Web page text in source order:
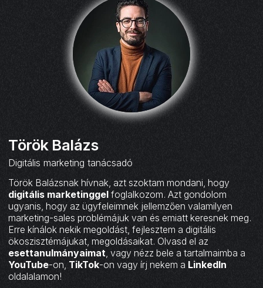
Török Balázs
Digitális marketing tanácsadó
Török Balázsnak hívnak, azt szoktam mondani, hogy
digitális marketinggel foglalkozom. Azt gondolom
ugyanis, hogy az ügyfeleimnek jellemzően valamilyen
marketing-sales problémájuk van és emiatt keresnek meg.
Erre kínálok nekik megoldást, fejlesztem a digitális
ökoszisztémájukat, megoldásaikat. Olvasd el az
esettanulmányaimat , vagy nézz bele a tartalmaimba a
YouTube-on, TikTok-on vagy írj nekem a LinkedIn
oldalalamon!